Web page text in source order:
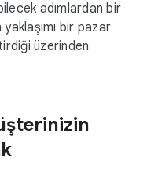
adımlardan bir
bir pazar
üzerinden